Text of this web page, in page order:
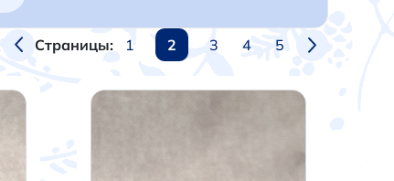
Страницы: 1 2 3 4 5